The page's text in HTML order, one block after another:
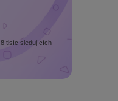
8 tisíc sledujících